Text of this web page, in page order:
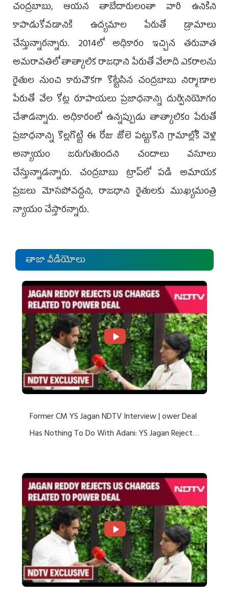
చంద్రబాబు, ఆయన తాబేదారులంతా వారి ఉనికిని
కాపాడుకోవడానికి ఉద్యమాల పేరుతో డ్రామాలు
చేస్తున్నారన్నారు. 2014లో అధికారం ఇచ్చిన తరువాత
అమరావతిలో తాత్కాలిక రాజధాని పేరుతో వేలాది ఎకరాలను
రైతుల నుంచి కారుచౌకగా కొట్టేసిన చంద్రబాబు నిర్మాణాల
పేరుతో వేల కోట్ల రూపాయలు ప్రజాధనాన్ని దుర్వినియోగం
చేశాడన్నారు. అధికారంలో ఉన్నప్పుడు తాత్కాలికం పేరుతో
ప్రజాధనాన్ని కొల్లగొట్టి ఈ రోజు జోలె పట్టుకొని గ్రామాల్లోకి వెళ్లి
అన్యాయం జరుగుతుందని చందాలు వసూలు
చేస్తున్నాడన్నారు. చంద్రబాబు ట్రాప్‌లో పడి అమాయక
ప్రజలు మోసపోవద్దని, రాజధాని రైతులకు ముఖ్యమంత్రి
న్యాయం చేస్తారన్నారు.
తాజా వీడియోలు
Former CM YS Jagan NDTV Interview | ower Deal
Has Nothing To Do With Adani: YS Jagan Rejects